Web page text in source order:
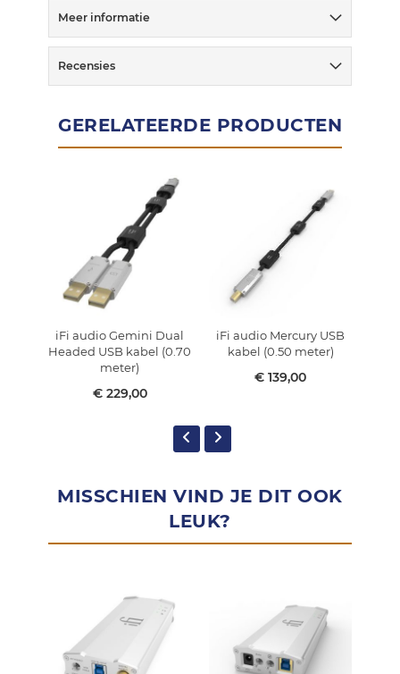
Meer informatie
Recensies
GERELATEERDE PRODUCTEN
iFi audio Gemini Dual
Headed USB kabel (0.70
meter)
€ 229,00
iFi audio Mercury USB
kabel (0.50 meter)
€ 139,00
MISSCHIEN VIND JE DIT OOK
LEUK?